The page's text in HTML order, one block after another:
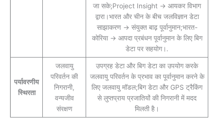
जा सके;Project Insight → आयकर विभाग
द्वारा।भारत और चीन के बीच जलविज्ञान डेटा
साझाकरण → संयुक्त बाढ़ पूर्वानुमान;भारत-
कोरिया → आपदा प्रबंधन पूर्वानुमान के लिए बिग
डेटा पर सहयोग।.
पर्यावरणीय
स्थिरता
जलवायु
परिवर्तन की
निगरानी,
वन्यजीव
संरक्षण
उपग्रह डेटा और बिग डेटा का उपयोग करके
जलवायु परिवर्तन के प्रभाव का पूर्वानुमान करने के
लिए जलवायु मॉडल;बिग डेटा और GPS ट्रैकिंग
से लुप्तप्राय प्रजातियों की निगरानी में मदद
मिलती है।